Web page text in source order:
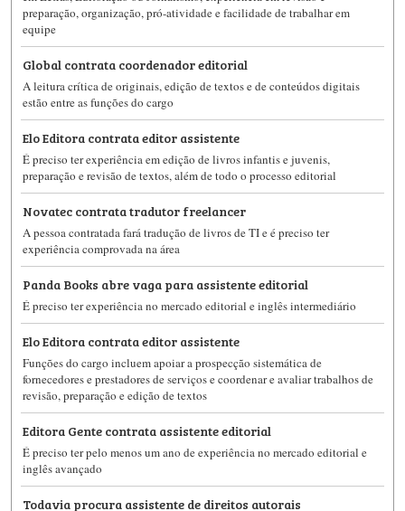
preparação, organização, pró-atividade e facilidade de trabalhar em
equipe
Global contrata coordenador editorial
A leitura crítica de originais, edição de textos e de conteúdos digitais
estão entre as funções do cargo
Elo Editora contrata editor assistente
É preciso ter experiência em edição de livros infantis e juvenis,
preparação e revisão de textos, além de todo o processo editorial
Novatec contrata tradutor freelancer
A pessoa contratada fará tradução de livros de TI e é preciso ter
experiência comprovada na área
Panda Books abre vaga para assistente editorial
É preciso ter experiência no mercado editorial e inglês intermediário
Elo Editora contrata editor assistente
Funções do cargo incluem apoiar a prospecção sistemática de
fornecedores e prestadores de serviços e coordenar e avaliar trabalhos de
revisão, preparação e edição de textos
Editora Gente contrata assistente editorial
É preciso ter pelo menos um ano de experiência no mercado editorial e
inglês avançado
Todavia procura assistente de direitos autorais